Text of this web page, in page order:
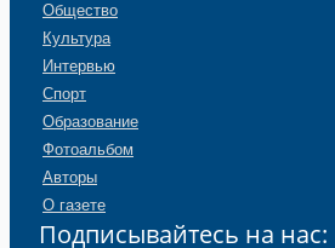
Общество
Культура
Интервью
Спорт
Образование
Фотоальбом
Авторы
О газете
Подписывайтесь на нас: